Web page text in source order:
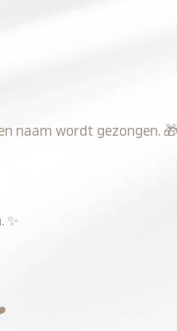
naam wordt gezongen.
✨